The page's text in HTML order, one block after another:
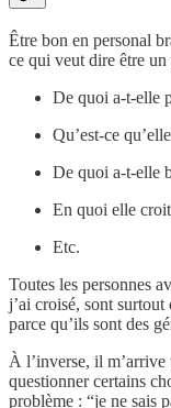
Être bon en personal
ce qui veut dire être
De quoi a-t-elle
Qu’est-ce
De quoi a-t-elle
En quoi elle
Etc.
Toutes les personnes
j’ai croisé, sont
parce qu’ils sont des
À l’inverse, il m’arrive
questionner certains
problème : “je ne sais